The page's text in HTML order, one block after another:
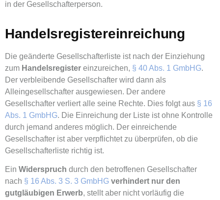
in der Gesellschafterperson.
Handelsregistereinreichung
Die geänderte Gesellschafterliste ist nach der Einziehung
zum Handelsregister einzureichen, § 40 Abs. 1 GmbHG.
Der verbleibende Gesellschafter wird dann als
Alleingesellschafter ausgewiesen. Der andere
Gesellschafter verliert alle seine Rechte. Dies folgt aus § 16
Abs. 1 GmbHG. Die Einreichung der Liste ist ohne Kontrolle
durch jemand anderes möglich. Der einreichende
Gesellschafter ist aber verpflichtet zu überprüfen, ob die
Gesellschafterliste richtig ist.
Ein Widerspruch durch den betroffenen Gesellschafter
nach § 16 Abs. 3 S. 3 GmbHG verhindert nur den
gutgläubigen Erwerb, stellt aber nicht vorläufig die